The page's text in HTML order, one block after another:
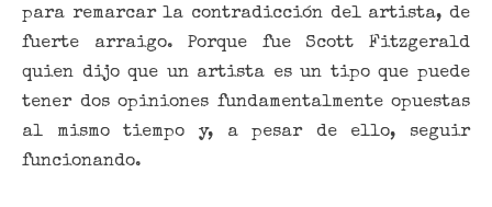
para remarcar la contradicción del artista, de
fuerte arraigo. Porque fue Scott Fitzgerald
quien dijo que un artista es un tipo que puede
tener dos opiniones fundamentalmente opuestas
al mismo tiempo y, a pesar de ello, seguir
funcionando.